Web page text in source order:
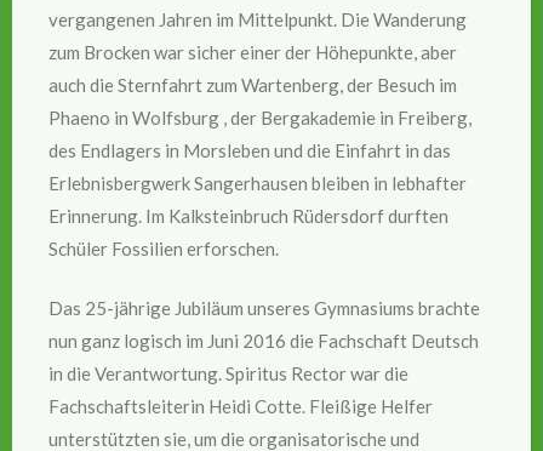
vergangenen Jahren im Mittelpunkt. Die Wanderung
zum Brocken war sicher einer der Höhepunkte, aber
auch die Sternfahrt zum Wartenberg, der Besuch im
Phaeno in Wolfsburg , der Bergakademie in Freiberg,
des Endlagers in Morsleben und die Einfahrt in das
Erlebnisbergwerk Sangerhausen bleiben in lebhafter
Erinnerung. Im Kalksteinbruch Rüdersdorf durften
Schüler Fossilien erforschen.
Das 25-jährige Jubiläum unseres Gymnasiums brachte
nun ganz logisch im Juni 2016 die Fachschaft Deutsch
in die Verantwortung. Spiritus Rector war die
Fachschaftsleiterin Heidi Cotte. Fleißige Helfer
unterstützten sie, um die organisatorische und